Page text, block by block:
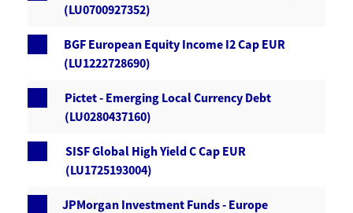
(LU0700927352)
BGF European Equity Income I2 Cap EUR
(LU1222728690)
Pictet - Emerging Local Currency Debt
(LU0280437160)
SISF Global High Yield C Cap EUR
(LU1725193004)
JPMorgan Investment Funds - Europe